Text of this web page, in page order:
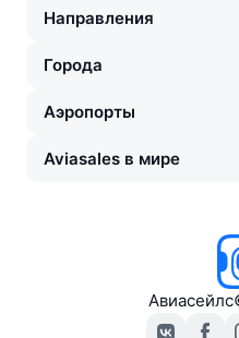
Направления
Города
Аэропорты
Aviasales в мире
Авиасейлс